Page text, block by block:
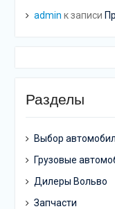
admin к записи
Разделы
Выбор
Грузовые
Дилеры Вольво
Запчасти